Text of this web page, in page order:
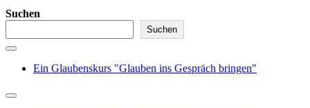
Suchen
Suchen
Ein Glaubenskurs "Glauben ins Gespräch bringen"